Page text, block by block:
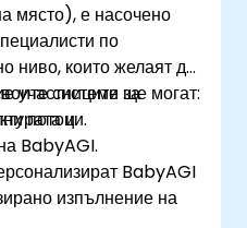
при автономните
място), е насочено
по
ниво, които желаят да
системи за
потоци.
участниците ще могат:
и
BabyAGI.
BabyAGI
изпълнение на